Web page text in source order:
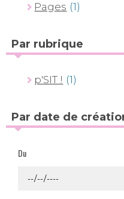
Pages (1)
Par rubrique
p'SIT ! (1)
Par date de
Du